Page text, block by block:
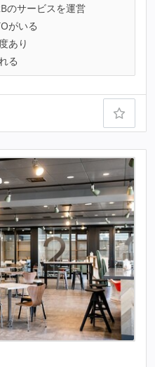
のサービスを運営
がいる
あり
る